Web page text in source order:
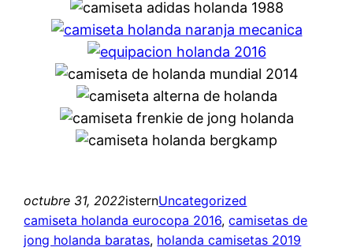
octubre 31, 2022isternUncategorized
camiseta holanda eurocopa 2016, camisetas de
jong holanda baratas, holanda camisetas 2019